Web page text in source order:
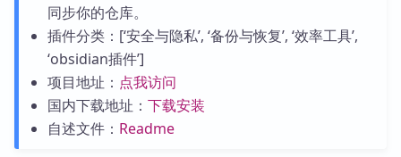
同步你的仓库。
插件分类：[‘安全与隐私’, ‘备份与恢复’, ‘效率工具’,
‘obsidian插件’]
项目地址： 点我访问
国内下载地址： 下载安装
自述文件： Readme